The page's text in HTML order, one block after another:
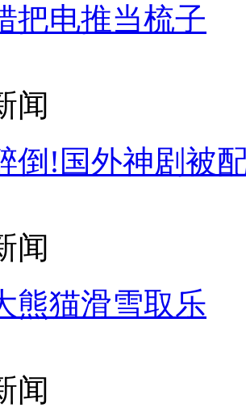
去植树
大战”
急速倒车逃窜
把电推当梳子
闻
倒!国外神剧被
闻
熊猫滑雪取乐
闻